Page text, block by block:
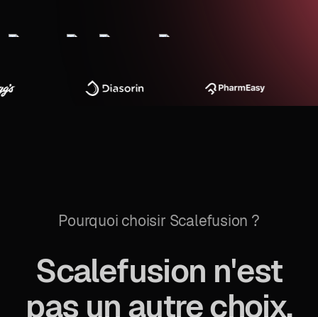
Pourquoi choisir Scalefusion ?
Scalefusion n'est
pas un autre choix.